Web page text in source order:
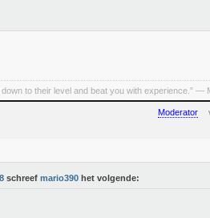
to their level and beat you with experience.” ―
Moderator
schreef mario390 het volgende: